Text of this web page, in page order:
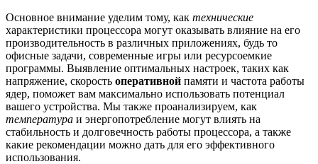
Основное внимание уделим тому, как технические
характеристики процессора могут оказывать влияние на его
производительность в различных приложениях, будь то
офисные задачи, современные игры или ресурсоемкие
программы. Выявление оптимальных настроек, таких как
напряжение, скорость оперативной памяти и частота работы
ядер, поможет вам максимально использовать потенциал
вашего устройства. Мы также проанализируем, как
температура и энергопотребление могут влиять на
стабильность и долговечность работы процессора, а также
какие рекомендации можно дать для его эффективного
использования.